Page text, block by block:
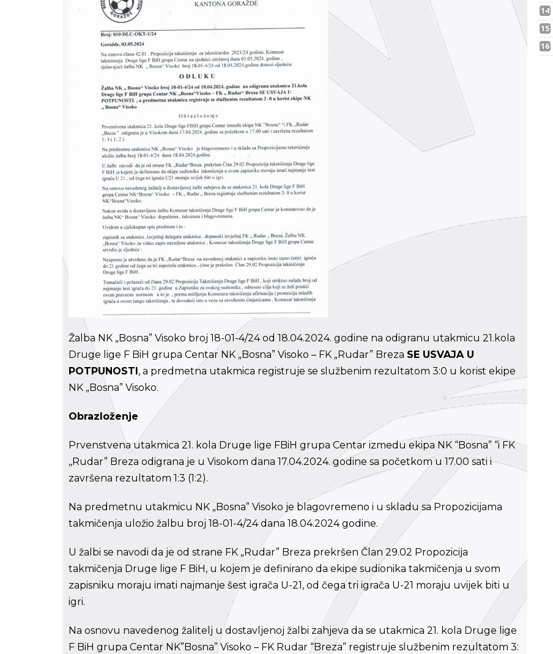
Žalba NK „Bosna” Visoko broj 18-01-4/24 od 18.04.2024. godine na odigranu utakmicu 21.kola
Druge lige F BiH grupa Centar NK „Bosna” Visoko – FK „Rudar” Breza SE USVAJA U
POTPUNOSTI, a predmetna utakmica registruje se službenim rezultatom 3:0 u korist ekipe
NK „Bosna” Visoko.
Obrazloženje
Prvenstvena utakmica 21. kola Druge lige FBiH grupa Centar izmedu ekipa NK “Bosna” “i FK
,,Rudar” Breza odigrana je u Visokom dana 17.04.2024. godine sa početkom u 17.00 sati i
završena rezultatom 1:3 (1:2).
Na predmetnu utakmicu NK „Bosna” Visoko je blagovremeno i u skladu sa Propozicijama
takmičenja uložio žalbu broj 18-01-4/24 dana 18.04.2024 godine.
U žalbi se navodi da je od strane FK „Rudar” Breza prekršen Član 29.02 Propozicija
takmičenja Druge lige F BiH, u kojem je definirano da ekipe sudionika takmičenja u svom
zapisniku moraju imati najmanje šest igrača U-21, od čega tri igrača U-21 moraju uvijek biti u
igri.
Na osnovu navedenog žalitelj u dostavljenoj žalbi zahjeva da se utakmica 21. kola Druge lige
F BiH grupa Centar NK”Bosna” Visoko – FK Rudar “Breza” registruje službenim rezultatom 3: